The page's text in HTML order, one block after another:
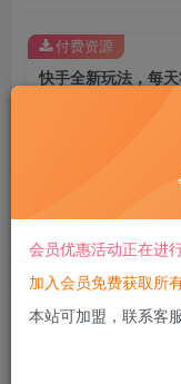
您
付费资源
会员优惠活动正在进
加入会员免费获取所有
本站可加盟，联系客